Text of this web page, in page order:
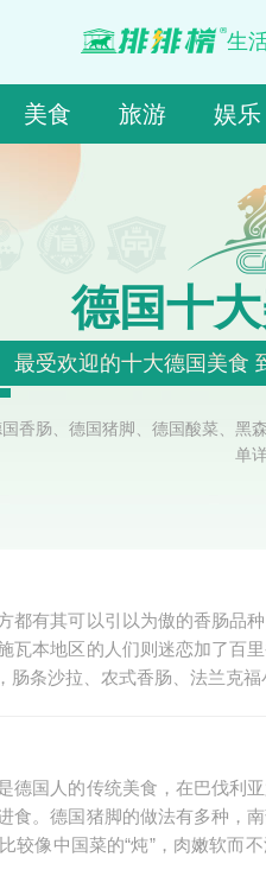
生
美食 旅游 娱乐
德国十
最受欢迎的十大德国美食
香肠、德国猪脚、德国酸菜、
单
有其可以引以为傲的香肠品
本地区的人们则迷恋加了百
条沙拉、农式香肠、法兰克福
国人的传统美食，在巴伐利
食。德国猪脚的做法有多种，
像中国菜的“炖”，肉嫩软而